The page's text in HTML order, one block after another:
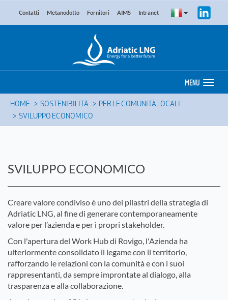
Contatti Metanodotto Fornitori AIMS Intranet
MENU
HOME SOSTENIBILITÀ
PER LE COMUNITÀ LOCALI
SVILUPPO ECONOMICO
SVILUPPO ECONOMICO
Creare valore condiviso è uno dei pilastri della strategia di
Adriatic LNG, al fine di generare contemporaneamente
valore per l’azienda e per i propri stakeholder.
Con l'apertura del Work Hub di Rovigo, l'Azienda ha
ulteriormente consolidato il legame con il territorio,
rafforzando le relazioni con la comunità e con i suoi
rappresentanti, da sempre improntate al dialogo, alla
trasparenza e alla collaborazione.